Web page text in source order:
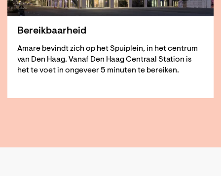
Bereikbaarheid
Amare bevindt zich op het Spuiplein, in het centrum
van Den Haag. Vanaf Den Haag Centraal Station is
het te voet in ongeveer 5 minuten te bereiken.